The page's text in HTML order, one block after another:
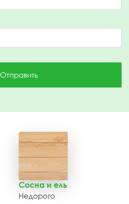
Отправить
Сосна и ель
Недорого